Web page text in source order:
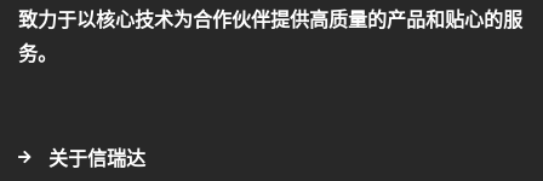
致力于以核心技术为合作伙伴提供高质量的产品和贴心的服
务。
关于信瑞达